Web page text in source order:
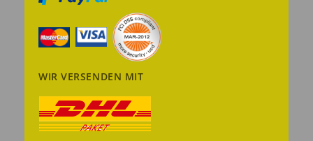
WIR VERSENDEN MIT